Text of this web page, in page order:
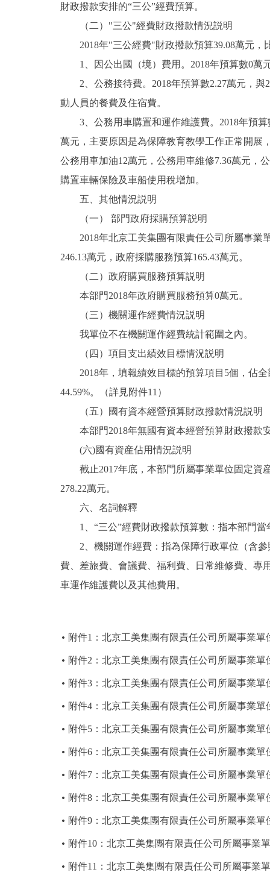
財政撥款安排的“三公”經費預算。
（二）"三公"經費財政撥款情況説明
2018年"三公經費"財政撥款預算39.08萬元，
1、因公出國（境）費用。2018年預算數0萬
2、公務接待費。2018年預算數2.27萬元，與
動人員的餐費及住宿費。
3、公務用車購置和運作維護費。2018年預算
萬元，主要原因是為保障教育教學工作正常開展
公務用車加油12萬元，公務用車維修7.36萬元，
購置車輛保險及車船使用稅增加。
五、其他情況説明
（一） 部門政府採購預算説明
2018年北京工美集團有限責任公司所屬事業單
246.13萬元，政府採購服務預算165.43萬元。
（二）政府購買服務預算説明
本部門2018年政府購買服務預算0萬元。
（三）機關運作經費情況説明
我單位不在機關運作經費統計範圍之內。
（四）項目支出績效目標情況説明
2018年，填報績效目標的預算項目5個，佔全
44.59%。（詳見附件11）
（五）國有資本經營預算財政撥款情況説明
本部門2018年無國有資本經營預算財政撥款
(六)國有資産佔用情況説明
截止2017年底，本部門所屬事業單位固定資産
278.22萬元。
六、名詞解釋
1、“三公”經費財政撥款預算數：指本部門當
2、機關運作經費：指為保障行政單位（含參
費、差旅費、會議費、福利費、日常維修費、專
車運作維護費以及其他費用。
附件1：北京工美集團有限責任公司所屬事業單
附件2：北京工美集團有限責任公司所屬事業單
附件3：北京工美集團有限責任公司所屬事業單
附件4：北京工美集團有限責任公司所屬事業單
附件5：北京工美集團有限責任公司所屬事業
附件6：北京工美集團有限責任公司所屬事業
附件7：北京工美集團有限責任公司所屬事業
附件8：北京工美集團有限責任公司所屬事業
附件9：北京工美集團有限責任公司所屬事業
附件10：北京工美集團有限責任公司所屬事業
附件11：北京工美集團有限責任公司所屬事業